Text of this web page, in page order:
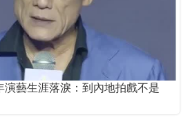
演藝生涯落淚：到內地拍戲不是